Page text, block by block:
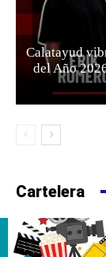
Calatayud
del Año
Cartelera